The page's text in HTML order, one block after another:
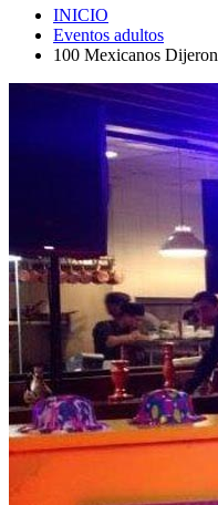
INICIO
Eventos adultos
100 Mexicanos Dijeron